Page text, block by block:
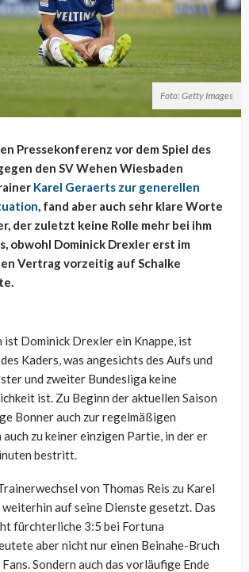
Foto: Getty Images
Pressekonferenz vor dem Spiel des
den SV Wehen Wiesbaden
Karel Geraerts zur generellen
, fand aber auch sehr klare Worte
der zuletzt keine Rolle mehr bei ihm
obwohl Dominick Drexler erst im
Vertrag vorzeitig auf Schalke
ist Dominick Drexler ein Knappe, ist
Kaders, was angesichts des Aufs und
und zweiter Bundesliga keine
ist. Zu Beginn der aktuellen Saison
Bonner auch zur regelmäßigen
auch zu keiner einzigen Partie, in der er
bestritt.
von Thomas Reis zu Karel
auf seine Dienste gesetzt. Das
fürchterliche 3:5 bei Fortuna
aber nicht nur einen Beinahe-Bruch
Sondern auch das vorläufige Ende